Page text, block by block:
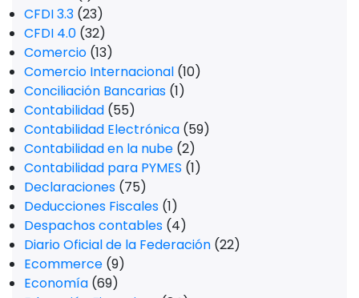
CFDI 3.3 (23)
CFDI 4.0 (32)
Comercio (13)
Comercio Internacional (10)
Conciliación Bancarias (1)
Contabilidad (55)
Contabilidad Electrónica (59)
Contabilidad en la nube (2)
Contabilidad para PYMES (1)
Declaraciones (75)
Deducciones Fiscales (1)
Despachos contables (4)
Diario Oficial de la Federación (22)
Ecommerce (9)
Economía (69)